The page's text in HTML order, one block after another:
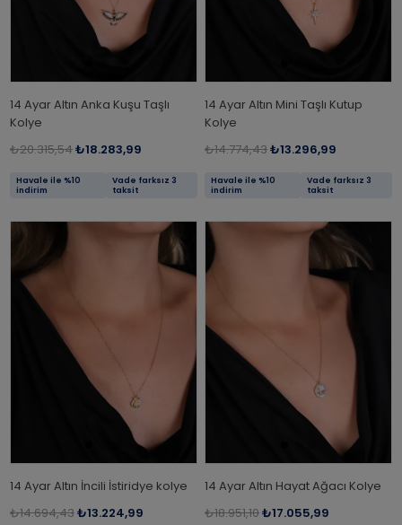
14 Ayar Altın Anka Kuşu Taşlı
Kolye
₺20.315,54₺18.283,99
Havale ile %10
indirim
Vade farksız 3
taksit
14 Ayar Altın Mini Taşlı Kutup
Kolye
₺14.774,43₺13.296,99
Havale ile %10
indirim
Vade farksız 3
taksit
14 Ayar Altın İncili İstiridye kolye
₺14.694,43₺13.224,99
14 Ayar Altın Hayat Ağacı Kolye
₺18.951,10₺17.055,99